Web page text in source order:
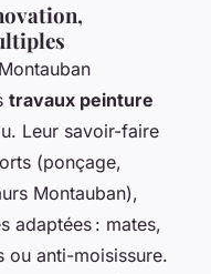
travaux peinture
Leur savoir-faire
(ponçage,
Montauban),
adaptées : mates,
ou anti-moisissure.